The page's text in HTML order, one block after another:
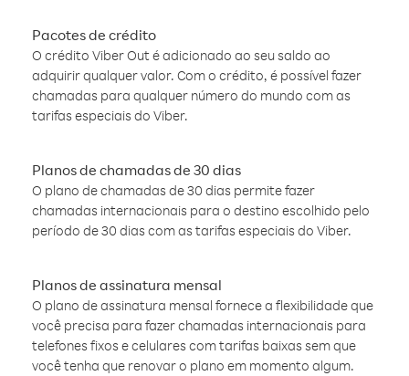
Pacotes de crédito
O crédito Viber Out é adicionado ao seu saldo ao
adquirir qualquer valor. Com o crédito, é possível fazer
chamadas para qualquer número do mundo com as
tarifas especiais do Viber.
Planos de chamadas de 30 dias
O plano de chamadas de 30 dias permite fazer
chamadas internacionais para o destino escolhido pelo
período de 30 dias com as tarifas especiais do Viber.
Planos de assinatura mensal
O plano de assinatura mensal fornece a flexibilidade que
você precisa para fazer chamadas internacionais para
telefones fixos e celulares com tarifas baixas sem que
você tenha que renovar o plano em momento algum.